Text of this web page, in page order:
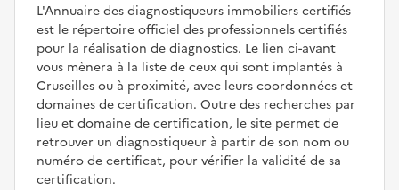
L'Annuaire des diagnostiqueurs immobiliers certifiés
est le répertoire officiel des professionnels certifiés
pour la réalisation de diagnostics. Le lien ci-avant
vous mènera à la liste de ceux qui sont implantés à
Cruseilles ou à proximité, avec leurs coordonnées et
domaines de certification. Outre des recherches par
lieu et domaine de certification, le site permet de
retrouver un diagnostiqueur à partir de son nom ou
numéro de certificat, pour vérifier la validité de sa
certification.